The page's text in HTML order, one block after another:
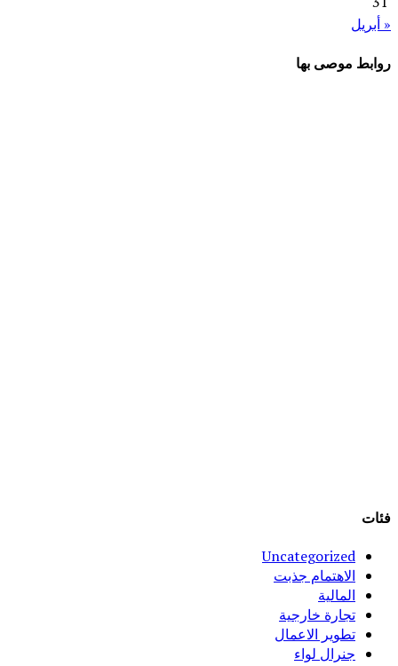
« أبريل
روابط موصى بها
فئات
Uncategorized
الاهتمام جذبت
المالية
تجارة خارجية
تطوير الاعمال
جنرال لواء